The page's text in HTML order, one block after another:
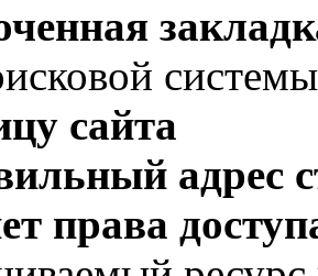
сайта
адрес
права